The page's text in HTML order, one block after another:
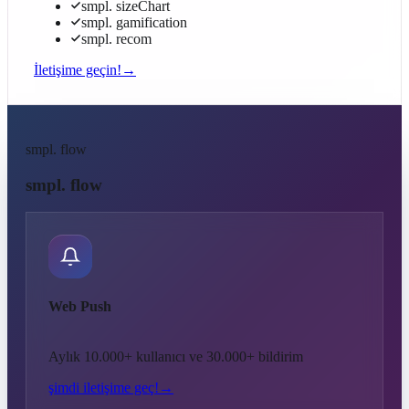
smpl. sizeChart
smpl. gamification
smpl. recom
İletişime geçin! →
smpl. flow
smpl. flow
Web Push
Aylık 10.000+ kullanıcı ve 30.000+ bildirim
şimdi iletişime geç! →